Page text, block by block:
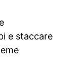
e staccare